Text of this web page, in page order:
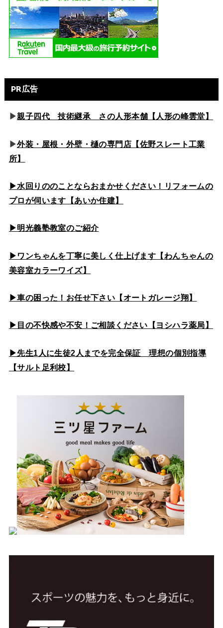
PR広告
▶親子四代 技術継承 さの人形本舗【人形の峰雲堂】
▶外装・屋根・外壁・樋の専門店【佐野スレート工業
所】
▶水回りののことならおまかせください！リフォームの
プロが伺います【あいか住建】
▶明光義塾教室のご紹介
▶ワンちゃんを丁寧に美しく仕上げます【わんちゃんの
美容室カラーワイズ】
▶車の困った！お任せ下さい【オートガレージ翔】
▶目の不快感や不安！ご相談ください【ヨシハラ薬局】
▶先生1人に生徒2人までを完全保証 理想の個別指導
【サルト足利校】